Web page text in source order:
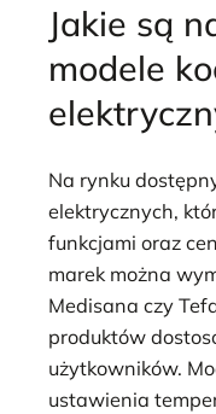
Jakie są
modele
Na rynku
elektrycznych,
funkcjami oraz
marek można
Medisana czy
produktów
użytkowników.
ustawienia